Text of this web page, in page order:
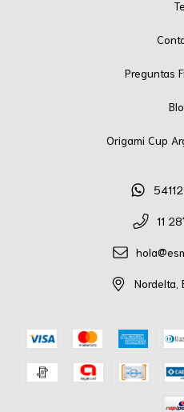
Te
Preguntas
Origami Cup
11
Nordelta,